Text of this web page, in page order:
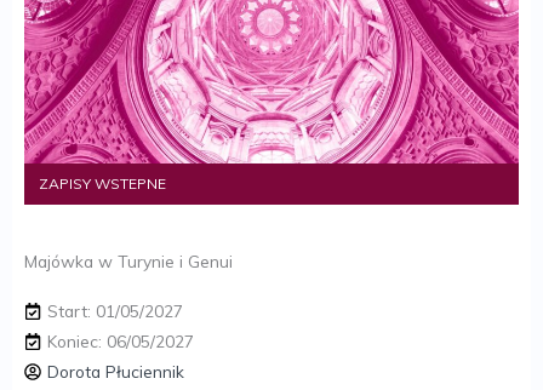
ZAPISY WSTEPNE
Majówka w Turynie i Genui
Start: 01/05/2027
Koniec: 06/05/2027
Dorota Płuciennik